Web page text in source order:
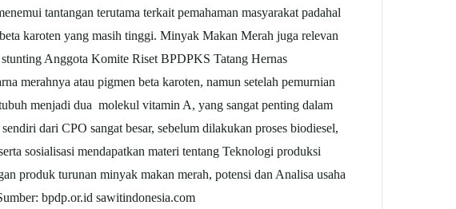
tantangan terutama terkait pemahaman masyarakat padahal
karoten yang masih tinggi. Minyak Makan Merah juga relevan
Anggota Komite Riset BPDPKS Tatang Hernas
merahnya atau pigmen beta karoten, namun setelah pemurnian
menjadi dua molekul vitamin A, yang sangat penting dalam
dari CPO sangat besar, sebelum dilakukan proses biodiesel,
sosialisasi mendapatkan materi tentang Teknologi produksi
produk turunan minyak makan merah, potensi dan Analisa usaha
bpdp.or.id sawitindonesia.com